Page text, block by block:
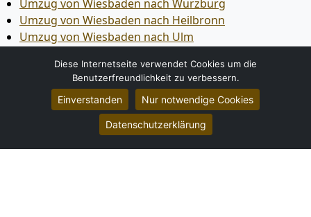
Umzug von Wiesbaden nach Würzburg
Umzug von Wiesbaden nach Heilbronn
Umzug von Wiesbaden nach Ulm
Umzug von Wiesbaden nach Wolfsburg
Umzug von Wiesbaden nach Bottrop
Umzug von Wiesbaden nach Göttingen
Umzug von Wiesbaden nach Reutlingen
Umzug von Wiesbaden nach Bremer­haven
Umzug von Wiesbaden nach Koblenz
Diese Internetseite verwendet Cookies um die
Benutzerfreundlichkeit zu verbessern.
Einverstanden Nur notwendige Cookies
Datenschutzerklärung